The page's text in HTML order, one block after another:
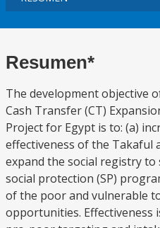
Resumen*
The development objective
Cash Transfer (CT)
Project for Egypt is to: (a)
effectiveness of the Takaful
expand the social registry
social protection (SP)
of the poor and vulnerable
opportunities. Effectiveness